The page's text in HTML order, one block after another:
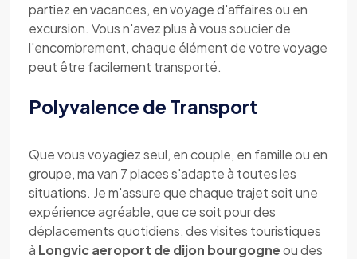
partiez en vacances, en voyage d'affaires ou en
excursion. Vous n'avez plus à vous soucier de
l'encombrement, chaque élément de votre voyage
peut être facilement transporté.
Polyvalence de Transport
Que vous voyagiez seul, en couple, en famille ou en
groupe, ma van 7 places s'adapte à toutes les
situations. Je m'assure que chaque trajet soit une
expérience agréable, que ce soit pour des
déplacements quotidiens, des visites touristiques
à Longvic aeroport de dijon bourgogneou des